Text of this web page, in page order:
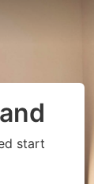
start